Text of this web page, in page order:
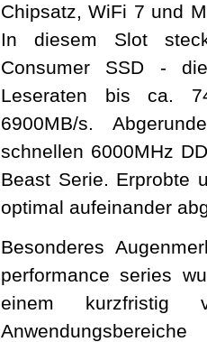
Chipsatz, WiFi 7 und
In diesem Slot
Consumer SSD -
Leseraten bis ca.
6900MB/s.
schnellen 6000MHz
Beast Serie. Erprobte
optimal aufeinander
Besonderes
performance series
einem kurzfristig